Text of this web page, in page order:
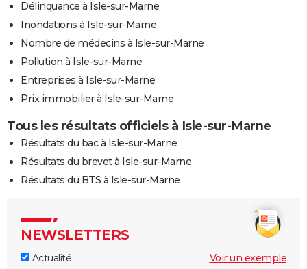
Délinquance à Isle-sur-Marne
Inondations à Isle-sur-Marne
Nombre de médecins à Isle-sur-Marne
Pollution à Isle-sur-Marne
Entreprises à Isle-sur-Marne
Prix immobilier à Isle-sur-Marne
Tous les résultats officiels à Isle-sur-Marne
Résultats du bac à Isle-sur-Marne
Résultats du brevet à Isle-sur-Marne
Résultats du BTS à Isle-sur-Marne
NEWSLETTERS
Actualité
Voir un exemple